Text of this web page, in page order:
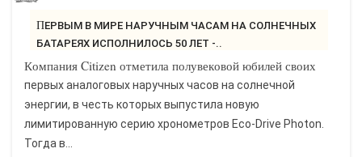
ПЕРВЫМ В МИРЕ НАРУЧНЫМ ЧАСАМ НА СОЛНЕЧНЫХ
БАТАРЕЯХ ИСПОЛНИЛОСЬ 50 ЛЕТ -..
Компания Citizen отметила полувековой юбилей своих
первых аналоговых наручных часов на солнечной
энергии, в честь которых выпустила новую
лимитированную серию хронометров Eco-Drive Photon.
Тогда в...